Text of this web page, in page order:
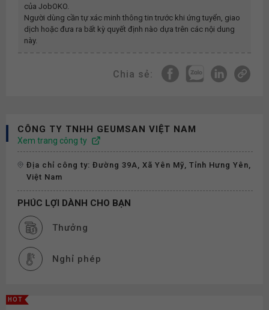
của JobOKO.
Người dùng cần tự xác minh thông tin trước khi ứng tuyển, giao
dịch hoặc đưa ra bất kỳ quyết định nào dựa trên các nội dung
này.
Chia sẻ:
CÔNG TY TNHH GEUMSAN VIỆT NAM
Xem trang công ty
Địa chỉ công ty: Đường 39A, Xã Yên Mỹ, Tỉnh Hưng Yên,
Việt Nam
PHÚC LỢI DÀNH CHO BẠN
Thưởng
Nghỉ phép
HOT